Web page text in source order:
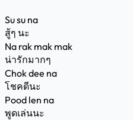
Su su na
สู้ๆ นะ
Na rak mak mak
น่ารักมากๆ
Chok dee na
โชคดีนะ
Pood len na
พูดเล่นนะ